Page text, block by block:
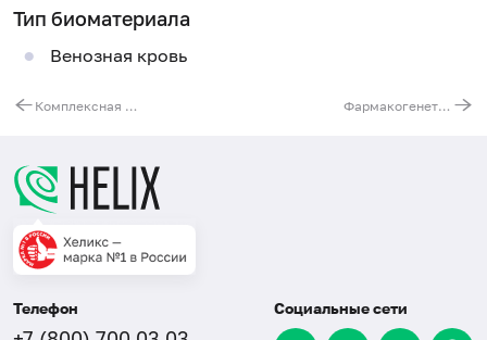
Тип биоматериала
Венозная кровь
Комплексная молекулярно-генетическая диагностика непереносимости лактозы и фруктозы (ген MCM6 и ген ALDOB) Фармакогенетическое исследования для назначения тиопуринов (азатиоприн, меркаптопурин, тиогуанин), ген TPMT
Телефон Социальные сети